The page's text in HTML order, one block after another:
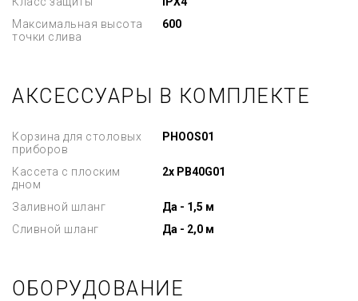
Максимальная высота
точки слива
600
АКСЕССУАРЫ В КОМПЛЕКТЕ
Корзина для столовых
приборов
PHOOS01
Кассета с плоским
дном
2x PB40G01
Заливной шланг
Да - 1,5 м
Сливной шланг
Да - 2,0 м
ОБОРУДОВАНИЕ